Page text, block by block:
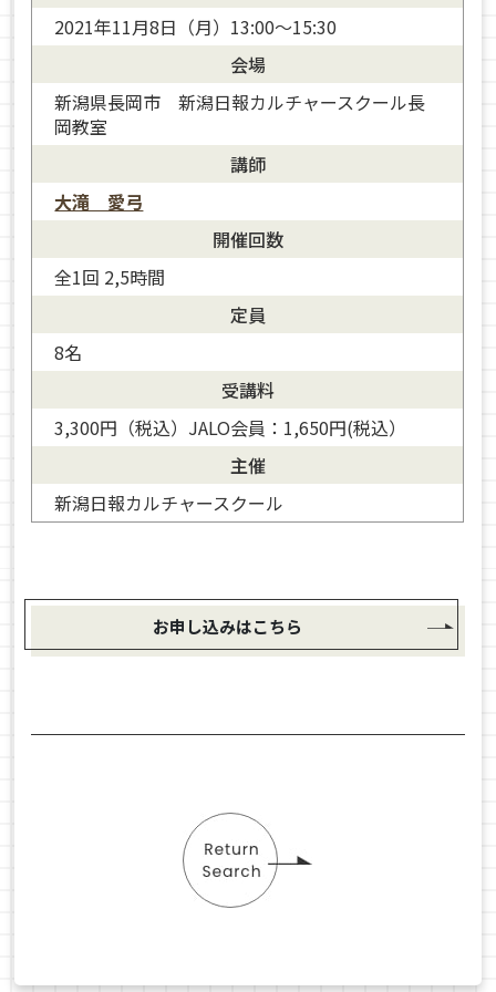
2021年11月8日（月）13:00～15:30
会場
新潟県長岡市 新潟日報カルチャースクール長
岡教室
講師
大滝 愛弓
開催回数
全1回 2,5時間
定員
8名
受講料
3,300円（税込）JALO会員：1,650円(税込）
主催
新潟日報カルチャースクール
お申し込みはこちら